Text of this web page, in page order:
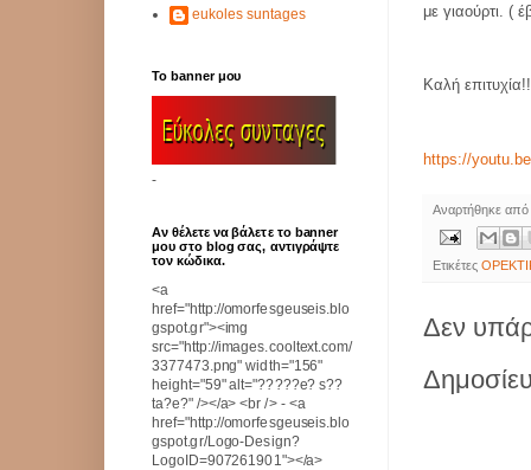
με γιαούρτι. (
Καλή
https://
Αναρτήθηκε
Ετικέτες
Δεν
eukoles suntages
Το banner μου
-
Αν θέλετε να βάλετε το banner
μου στο blog σας, αντιγράψτε
τον κώδικα.
<a
href="http://omorfesgeuseis.blo
gspot.gr"><img
src="http://images.cooltext.com/
3377473.png" width="156"
height="59" alt="?????e? s??
ta?e?" /></a> <br /> - <a
href="http://omorfesgeuseis.blo
gspot.gr/Logo-Design?
LogoID=907261901"></a>